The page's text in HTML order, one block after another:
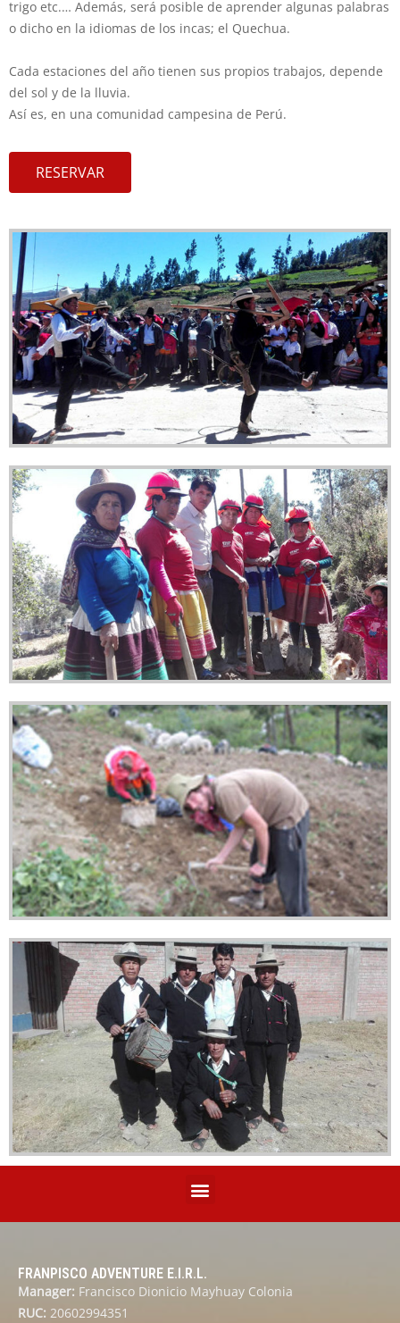
trigo etc.… Además, será posible de aprender algunas palabras
o dicho en la idiomas de los incas; el Quechua.
Cada estaciones del año tienen sus propios trabajos, depende
del sol y de la lluvia.
Así es, en una comunidad campesina de Perú.
RESERVAR
FRANPISCO ADVENTURE E.I.R.L.
Manager: Francisco Dionicio Mayhuay Colonia
RUC: 20602994351